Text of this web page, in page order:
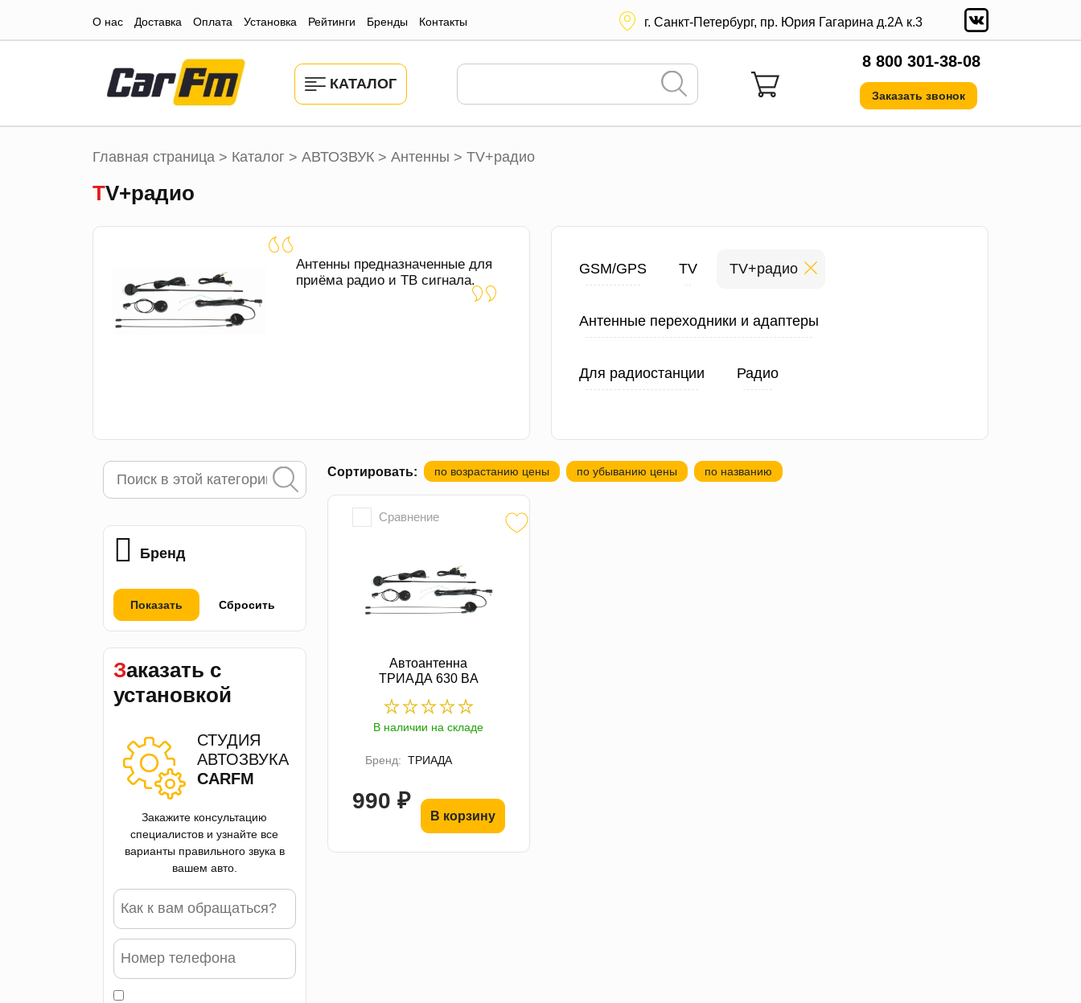
О нас Доставка Оплата Установка Рейтинги Бренды Контакты г. Санкт-Петербург, пр. Юрия Гагарина д.2А к.3
КАТАЛОГ
8 800 301-38-08
Заказать звонок
Главная страница > Каталог > АВТОЗВУК > Антенны > TV+радио
TV+радио
Антенны предназначенные для
приёма радио и ТВ сигнала.
GSM/GPS TV TV+радио
Антенные переходники и адаптеры
Для радиостанции Радио
Бренд
Показать Сбросить
Заказать с
установкой
СТУДИЯ
АВТОЗВУКА
CARFM
Закажите консультацию
специалистов и узнайте все
варианты правильного звука в
вашем авто.
Сортировать: по возрастанию цены по убыванию цены по названию
Сравнение
Автоантенна
ТРИАДА 630 BA
В наличии на складе
Бренд: ТРИАДА
990 ₽
В корзину